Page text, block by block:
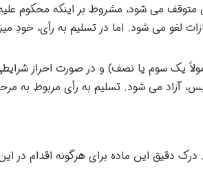
می شود، مشروط بر اینکه محکوم
لغو می شود. اما در تسلیم به رأی، خودِ
یک سوم یا نصف) و در صورت احراز
آزاد می شود. تسلیم به رأی مربوط به
دادرسی کیفری است. درک دقیق این ماده برای هرگونه اقدام در